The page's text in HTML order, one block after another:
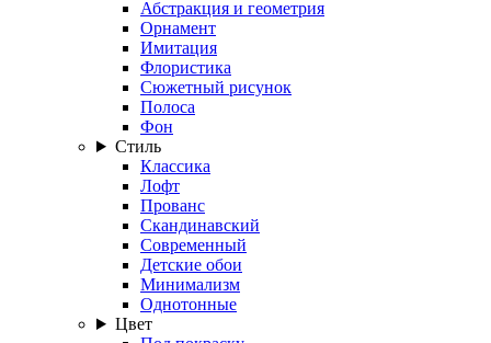
Абстракция и геометрия
Орнамент
Имитация
Флористика
Сюжетный рисунок
Полоса
Фон
Стиль
Классика
Лофт
Прованс
Скандинавский
Современный
Детские обои
Минимализм
Однотонные
Цвет